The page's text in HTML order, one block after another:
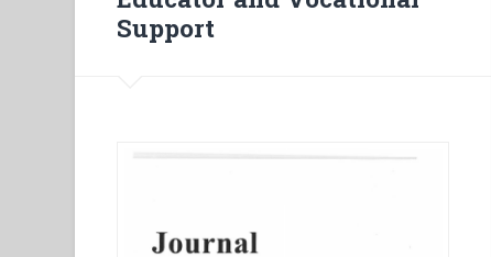
Support